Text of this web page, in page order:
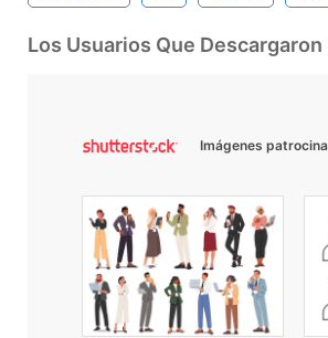
Los Usuarios Que
Imágenes